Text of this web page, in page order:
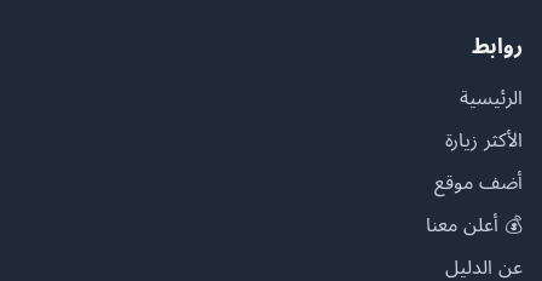
روابط
الرئيسية
الأكثر زيارة
أضف موقع
💰 أعلن معنا
عن الدليل